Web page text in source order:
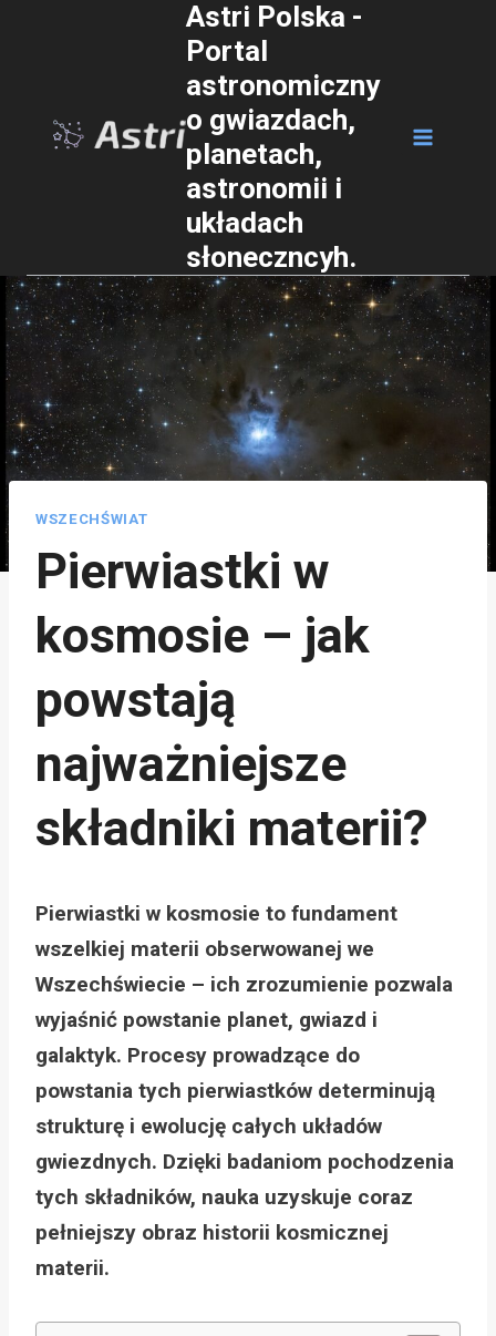
Astri Polska -
Portal
astronomiczny
o gwiazdach,
planetach,
astronomii i
układach
słoneczncyh.
WSZECHŚWIAT
Pierwiastki w
kosmosie – jak
powstają
najważniejsze
składniki materii?
Pierwiastki w kosmosie to fundament
wszelkiej materii obserwowanej we
Wszechświecie – ich zrozumienie pozwala
wyjaśnić powstanie planet, gwiazd i
galaktyk. Procesy prowadzące do
powstania tych pierwiastków determinują
strukturę i ewolucję całych układów
gwiezdnych. Dzięki badaniom pochodzenia
tych składników, nauka uzyskuje coraz
pełniejszy obraz historii kosmicznej
materii.